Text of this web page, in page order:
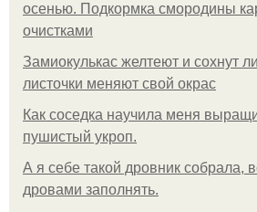
осенью. Подкормка смородины
очистками
Замиокулькас желтеют и сохнут
листочки меняют свой окрас
Как соседка научила меня
пушистый укроп.
А я себе такой дровник собрала,
дровами заполнять.